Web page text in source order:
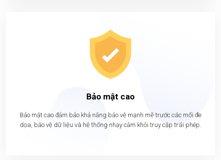
Bảo mật cao
Bảo mật cao đảm bảo khả năng bảo vệ mạnh mẽ trước các mối đe
dọa, bảo vệ dữ liệu và hệ thống nhạy cảm khỏi truy cập trái phép.